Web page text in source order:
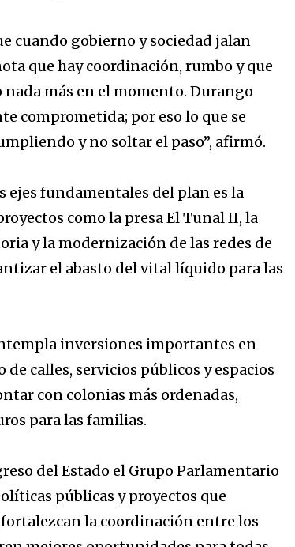
cuando gobierno y sociedad jalan
que hay coordinación, rumbo y que
más en el momento. Durango
comprometida; por eso lo que se
y no soltar el paso”, afirmó.
ejes fundamentales del plan es la
como la presa El Tunal II, la
y la modernización de las redes de
el abasto del vital líquido para las
inversiones importantes en
calles, servicios públicos y espacios
con colonias más ordenadas,
para las familias.
del Estado el Grupo Parlamentario
públicas y proyectos que
la coordinación entre los